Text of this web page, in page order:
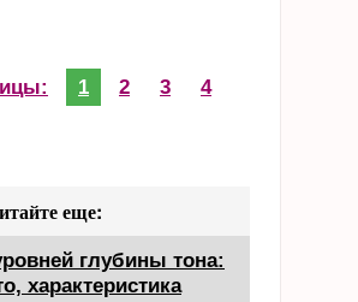
1 2 3 4
еще:
глубины тона:
характеристика